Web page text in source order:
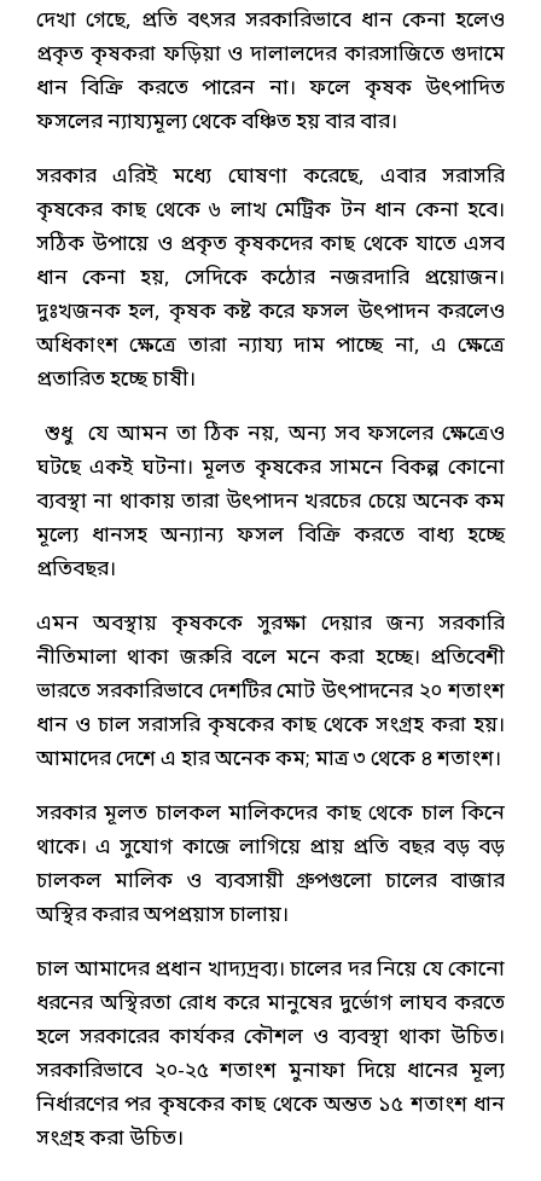
দেখা গেছে, প্রতি বৎসর সরকারিভাবে ধান কেনা হলেও
প্রকৃত কৃষকরা ফড়িয়া ও দালালদের কারসাজিতে গুদামে
ধান বিক্রি করতে পারেন না। ফলে কৃষক উৎপাদিত
ফসলের ন্যায্যমূল্য থেকে বঞ্চিত হয় বার বার।
সরকার এরিই মধ্যে ঘোষণা করেছে, এবার সরাসরি
কৃষকের কাছ থেকে ৬ লাখ মেট্রিক টন ধান কেনা হবে।
সঠিক উপায়ে ও প্রকৃত কৃষকদের কাছ থেকে যাতে এসব
ধান কেনা হয়, সেদিকে কঠোর নজরদারি প্রয়োজন।
দুঃখজনক হল, কৃষক কষ্ট করে ফসল উৎপাদন করলেও
অধিকাংশ ক্ষেত্রে তারা ন্যায্য দাম পাচ্ছে না, এ ক্ষেত্রে
প্রতারিত হচ্ছে চাষী।
শুধু যে আমন তা ঠিক নয়, অন্য সব ফসলের ক্ষেত্রেও
ঘটছে একই ঘটনা। মূলত কৃষকের সামনে বিকল্প কোনো
ব্যবস্থা না থাকায় তারা উৎপাদন খরচের চেয়ে অনেক কম
মূল্যে ধানসহ অন্যান্য ফসল বিক্রি করতে বাধ্য হচ্ছে
প্রতিবছর।
এমন অবস্থায় কৃষককে সুরক্ষা দেয়ার জন্য সরকারি
নীতিমালা থাকা জরুরি বলে মনে করা হচ্ছে। প্রতিবেশী
ভারতে সরকারিভাবে দেশটির মোট উৎপাদনের ২০ শতাংশ
ধান ও চাল সরাসরি কৃষকের কাছ থেকে সংগ্রহ করা হয়।
আমাদের দেশে এ হার অনেক কম; মাত্র ৩ থেকে ৪ শতাংশ।
সরকার মূলত চালকল মালিকদের কাছ থেকে চাল কিনে
থাকে। এ সুযোগ কাজে লাগিয়ে প্রায় প্রতি বছর বড় বড়
চালকল মালিক ও ব্যবসায়ী গ্রুপগুলো চালের বাজার
অস্থির করার অপপ্রয়াস চালায়।
চাল আমাদের প্রধান খাদ্যদ্রব্য। চালের দর নিয়ে যে কোনো
ধরনের অস্থিরতা রোধ করে মানুষের দুর্ভোগ লাঘব করতে
হলে সরকারের কার্যকর কৌশল ও ব্যবস্থা থাকা উচিত।
সরকারিভাবে ২০-২৫ শতাংশ মুনাফা দিয়ে ধানের মূল্য
নির্ধারণের পর কৃষকের কাছ থেকে অন্তত ১৫ শতাংশ ধান
সংগ্রহ করা উচিত।